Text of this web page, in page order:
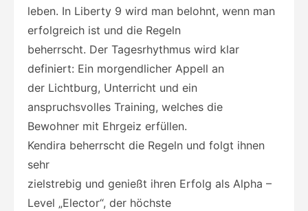
leben. In Liberty 9 wird man belohnt, wenn man
erfolgreich ist und die Regeln
beherrscht. Der Tagesrhythmus wird klar
definiert: Ein morgendlicher Appell an
der Lichtburg, Unterricht und ein
anspruchsvolles Training, welches die
Bewohner mit Ehrgeiz erfüllen.
Kendira beherrscht die Regeln und folgt ihnen
sehr
zielstrebig und genießt ihren Erfolg als Alpha –
Level „Elector“, der höchste